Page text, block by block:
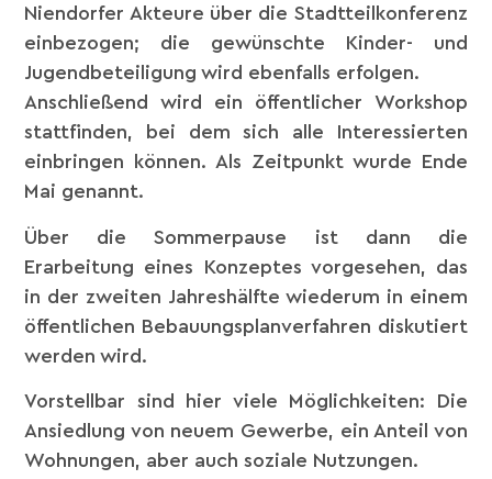
Niendorfer Akteure über die Stadtteilkonferenz
einbezogen; die gewünschte Kinder- und
Jugendbeteiligung wird ebenfalls erfolgen.
Anschließend wird ein öffentlicher Workshop
stattfinden, bei dem sich alle Interessierten
einbringen können. Als Zeitpunkt wurde Ende
Mai genannt.
Über die Sommerpause ist dann die
Erarbeitung eines Konzeptes vorgesehen, das
in der zweiten Jahreshälfte wiederum in einem
öffentlichen Bebauungsplanverfahren diskutiert
werden wird.
Vorstellbar sind hier viele Möglichkeiten: Die
Ansiedlung von neuem Gewerbe, ein Anteil von
Wohnungen, aber auch soziale Nutzungen.